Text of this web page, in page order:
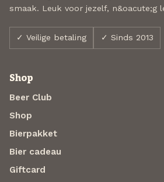
smaak. Leuk voor jezelf, n&oacute;g
✓ Veilige betaling ✓ Sinds 2013
Shop
Beer Club
Shop
Bierpakket
Bier cadeau
Giftcard